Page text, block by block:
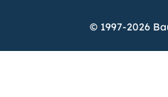
© 1997-2026